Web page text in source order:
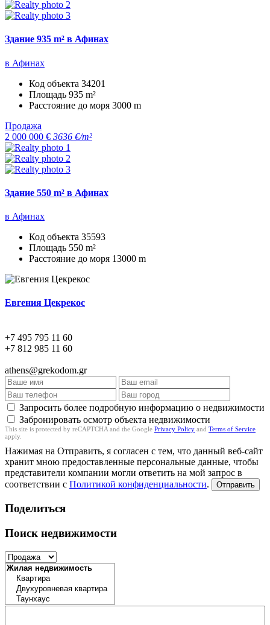
Здание 935 m² в Афинах
в Афинах
Код объекта 34201
Площадь 935 m²
Расстояние до моря 3000 m
Продажа
2 000 000 € 3636 €/m²
Здание 550 m² в Афинах
в Афинах
Код объекта 35593
Площадь 550 m²
Расстояние до моря 13000 m
Евгения Цекрекос
+7 495 795 11 60
+7 812 985 11 60
athens@grekodom.gr
Запросить более подробную информацию о недвижимости
Забронировать осмотр объекта недвижимости
This site is protected by reCAPTCHA and the Google Privacy Policy and Terms of Service
apply.
Нажимая на Отправить, я согласен с тем, что данный веб-сайт
хранит мною предоставленные персональные данные, чтобы
представители компании могли ответить на мой запрос в
соответствии с Политикой конфиденциальности. Отправить
Поделиться
Поиск недвижимости